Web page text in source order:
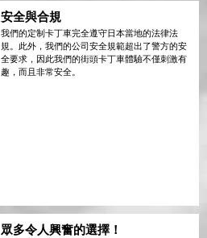
安全與合規
我們的定制卡丁車完全遵守日本當地的法律法
規。此外，我們的公司安全規範超出了警方的安
全要求，因此我們的街頭卡丁車體驗不僅刺激有
趣，而且非常安全。
眾多令人興奮的選擇！